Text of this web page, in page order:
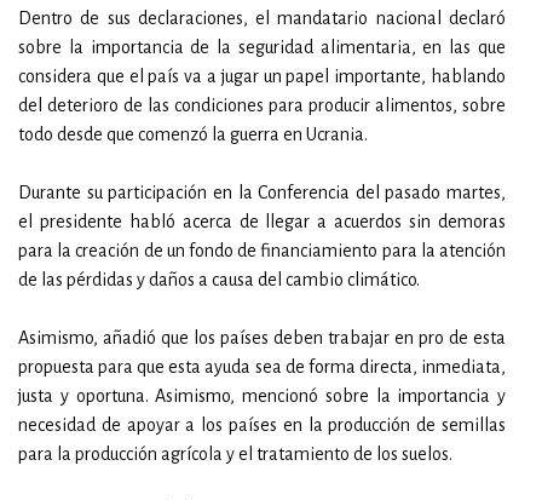
Dentro de sus declaraciones, el mandatario nacional declaró
sobre la importancia de la seguridad alimentaria, en las que
considera que el país va a jugar un papel importante, hablando
del deterioro de las condiciones para producir alimentos, sobre
todo desde que comenzó la guerra en Ucrania.
Durante su participación en la Conferencia del pasado martes,
el presidente habló acerca de llegar a acuerdos sin demoras
para la creación de un fondo de financiamiento para la atención
de las pérdidas y daños a causa del cambio climático.
Asimismo, añadió que los países deben trabajar en pro de esta
propuesta para que esta ayuda sea de forma directa, inmediata,
justa y oportuna. Asimismo, mencionó sobre la importancia y
necesidad de apoyar a los países en la producción de semillas
para la producción agrícola y el tratamiento de los suelos.